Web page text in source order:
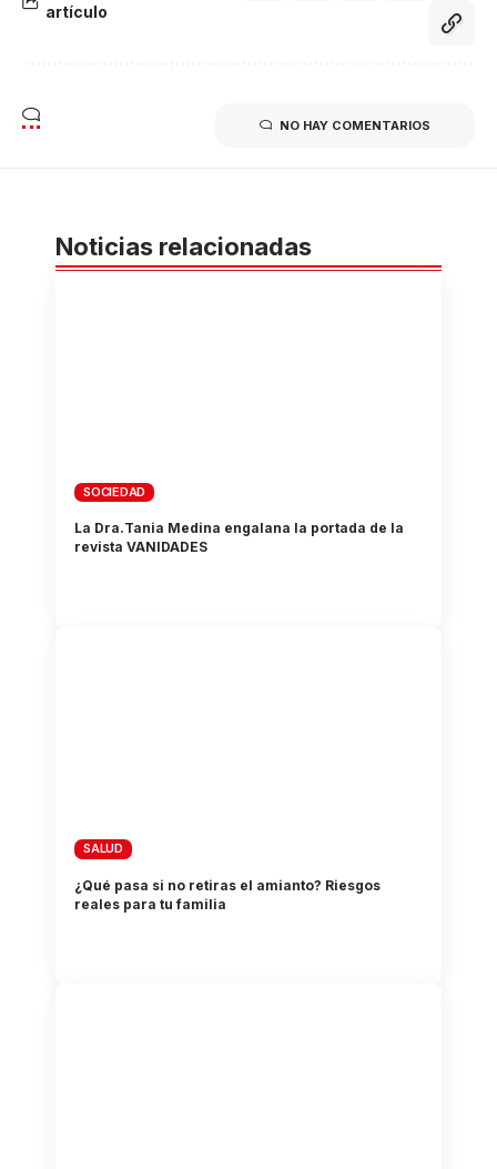
artículo
NO HAY COMENTARIOS
Noticias relacionadas
SOCIEDAD
La Dra.Tania Medina engalana la portada de la
revista VANIDADES
SALUD
¿Qué pasa si no retiras el amianto? Riesgos
reales para tu familia